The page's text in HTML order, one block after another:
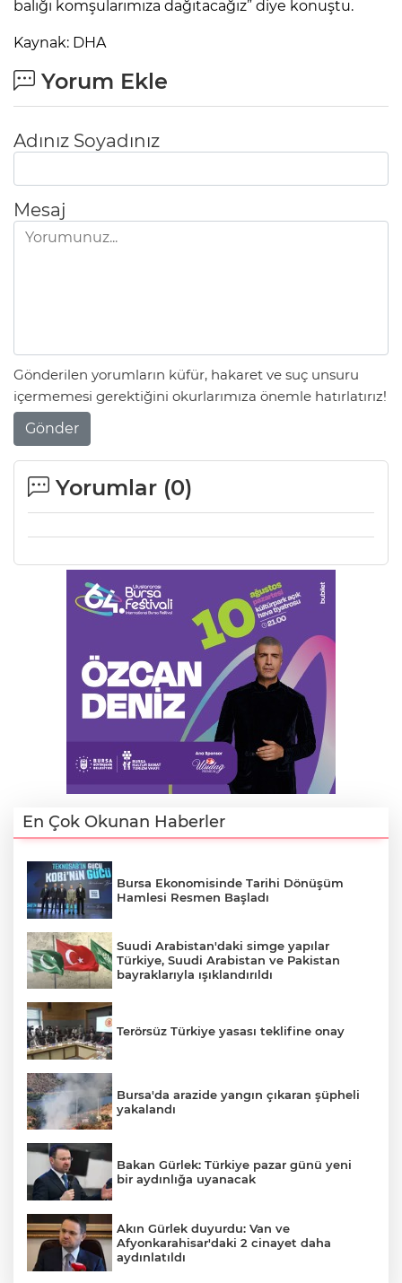
balığı komşularımıza dağıtacağız” diye konuştu.
Kaynak: DHA
Yorum Ekle
Adınız Soyadınız
Mesaj
Gönderilen yorumların küfür, hakaret ve suç unsuru
içermemesi gerektiğini okurlarımıza önemle hatırlatırız!
Gönder
Yorumlar (0)
En Çok Okunan Haberler
Bursa Ekonomisinde Tarihi Dönüşüm
Hamlesi Resmen Başladı
Suudi Arabistan'daki simge yapılar
Türkiye, Suudi Arabistan ve Pakistan
bayraklarıyla ışıklandırıldı
Terörsüz Türkiye yasası teklifine onay
Bursa'da arazide yangın çıkaran şüpheli
yakalandı
Bakan Gürlek: Türkiye pazar günü yeni
bir aydınlığa uyanacak
Akın Gürlek duyurdu: Van ve
Afyonkarahisar'daki 2 cinayet daha
aydınlatıldı